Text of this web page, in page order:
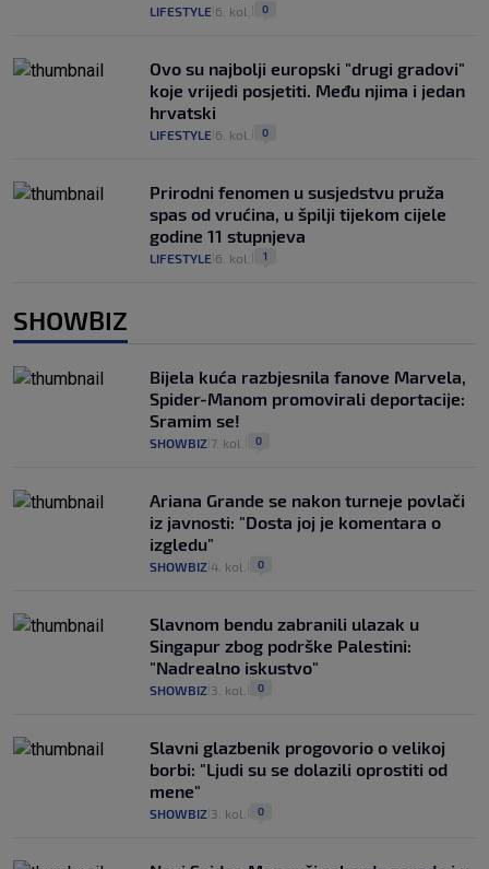
LIFESTYLE 6. kol. 0
Ovo su najbolji europski "drugi gradovi"
koje vrijedi posjetiti. Među njima i jedan
hrvatski
LIFESTYLE 6. kol. 0
Prirodni fenomen u susjedstvu pruža
spas od vrućina, u špilji tijekom cijele
godine 11 stupnjeva
LIFESTYLE 6. kol. 1
SHOWBIZ
Bijela kuća razbjesnila fanove Marvela,
Spider-Manom promovirali deportacije:
Sramim se!
SHOWBIZ 7. kol. 0
Ariana Grande se nakon turneje povlači
iz javnosti: "Dosta joj je komentara o
izgledu"
SHOWBIZ 4. kol. 0
Slavnom bendu zabranili ulazak u
Singapur zbog podrške Palestini:
"Nadrealno iskustvo"
SHOWBIZ 3. kol. 0
Slavni glazbenik progovorio o velikoj
borbi: "Ljudi su se dolazili oprostiti od
mene"
SHOWBIZ 3. kol. 0